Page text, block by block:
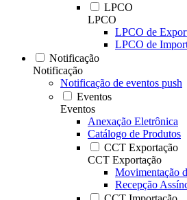
LPCO
LPCO
LPCO de
LPCO de
Notificação
Notificação
Notificação de eventos push
Eventos
Eventos
Anexação Eletrônica
Catálogo de Produtos
CCT Exportação
CCT Exportação
Movimentação
Recepção